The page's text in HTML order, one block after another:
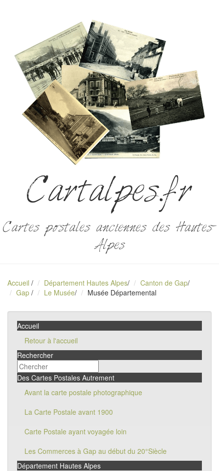
Cartalpes.fr
Cartes postales anciennes des Hautes-
Alpes
Accueil / Département Hautes Alpes/ Canton de Gap/
Gap / Le Musée/ Musée Départemental
Accueil
Retour à l'accueil
Rechercher
Des Cartes Postales Autrement
Avant la carte postale photographique
La Carte Postale avant 1900
Carte Postale ayant voyagée loin
Les Commerces à Gap au début du 20°Siècle
Département Hautes Alpes